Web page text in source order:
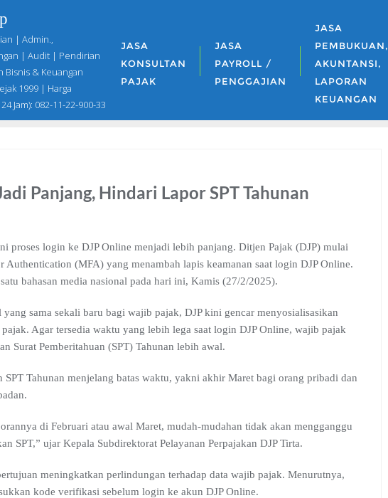
| Admin.,
| Audit | Pendirian
& Keuangan
1999 | Harga
Jam): 082-11-22-900-33
JASA
KONSULTAN
PAJAK
JASA
PAYROLL /
PENGGAJIAN
JASA
PEMBUKUAN,
AKUNTANSI,
LAPORAN
KEUANGAN
Panjang, Hindari Lapor SPT Tahunan
proses login ke DJP Online menjadi lebih panjang. Ditjen Pajak (DJP) mulai
(MFA) yang menambah lapis keamanan saat login DJP Online.
bahasan media nasional pada hari ini, Kamis (27/2/2025).
sama sekali baru bagi wajib pajak, DJP kini gencar menyosialisasikan
Agar tersedia waktu yang lebih lega saat login DJP Online, wajib pajak
Surat Pemberitahuan (SPT) Tahunan lebih awal.
SPT Tahunan menjelang batas waktu, yakni akhir Maret bagi orang pribadi dan
di Februari atau awal Maret, mudah-mudahan tidak akan mengganggu
SPT,” ujar Kepala Subdirektorat Pelayanan Perpajakan DJP Tirta.
meningkatkan perlindungan terhadap data wajib pajak. Menurutnya,
kode verifikasi sebelum login ke akun DJP Online.